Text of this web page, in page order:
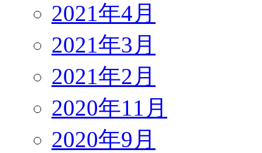
2021年4月
2021年3月
2021年2月
2020年11月
2020年9月